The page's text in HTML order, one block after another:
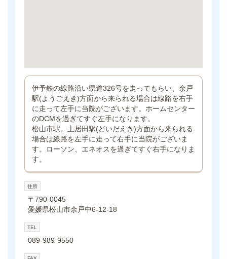
伊予鉄の線路沿い県道326号を走ってもらい、余戸
駅(ようごえき)方面から来られる場合は線路を右手
に走って左手に当院がございます。ホームセンター
のDCMを過ぎてすぐ左手になります。
松山市駅、土居田駅(どいだえき)方面から来られる
場合は線路を左手に走って右手に当院がございま
す。ローソン、エネオスを過ぎてすぐ右手になりま
す。
住所
〒790-0045
愛媛県松山市余戸中6-12-18
TEL
089-989-9550